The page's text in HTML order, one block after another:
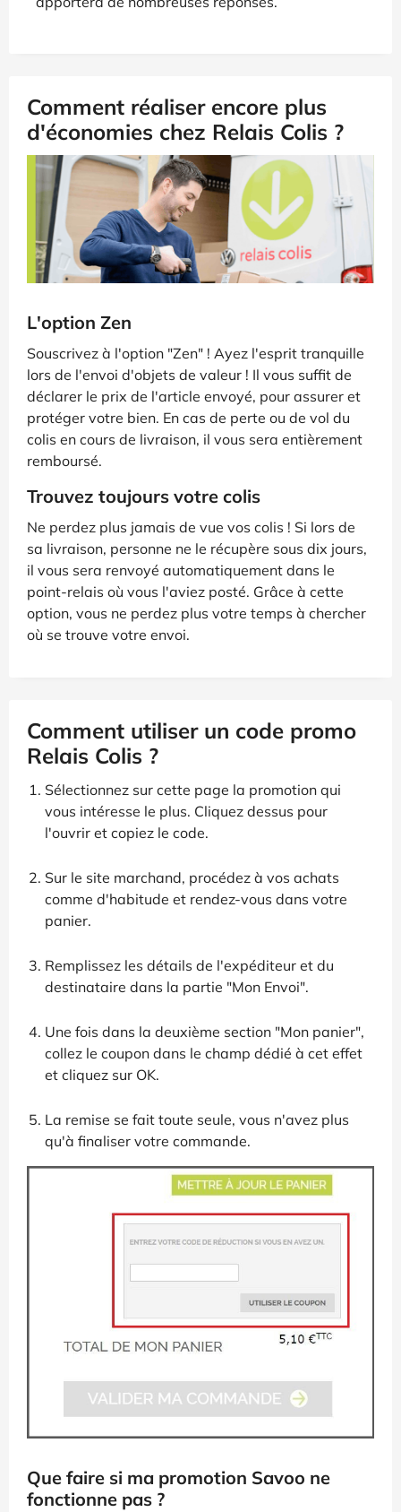
Comment réaliser encore plus
d'économies chez Relais Colis ?
L'option Zen
Souscrivez à l'option "Zen" ! Ayez l'esprit tranquille
lors de l'envoi d'objets de valeur ! Il vous suffit de
déclarer le prix de l'article envoyé, pour assurer et
protéger votre bien. En cas de perte ou de vol du
colis en cours de livraison, il vous sera entièrement
remboursé.
Trouvez toujours votre colis
Ne perdez plus jamais de vue vos colis ! Si lors de
sa livraison, personne ne le récupère sous dix jours,
il vous sera renvoyé automatiquement dans le
point-relais où vous l'aviez posté. Grâce à cette
option, vous ne perdez plus votre temps à chercher
où se trouve votre envoi.
Comment utiliser un code promo
Relais Colis ?
Sélectionnez sur cette page la promotion qui
vous intéresse le plus. Cliquez dessus pour
l'ouvrir et copiez le code.
Sur le site marchand, procédez à vos achats
comme d'habitude et rendez-vous dans votre
panier.
Remplissez les détails de l'expéditeur et du
destinataire dans la partie "Mon Envoi".
Une fois dans la deuxième section "Mon panier",
collez le coupon dans le champ dédié à cet effet
et cliquez sur OK.
La remise se fait toute seule, vous n'avez plus
qu'à finaliser votre commande.
Que faire si ma promotion Savoo ne
fonctionne pas ?